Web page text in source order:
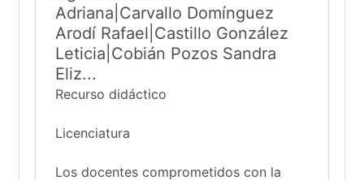
Adriana|Carvallo Domínguez
Arodí Rafael|Castillo González
Leticia|Cobián Pozos Sandra
Eliz...
Recurso didáctico
Licenciatura
Los docentes comprometidos con la